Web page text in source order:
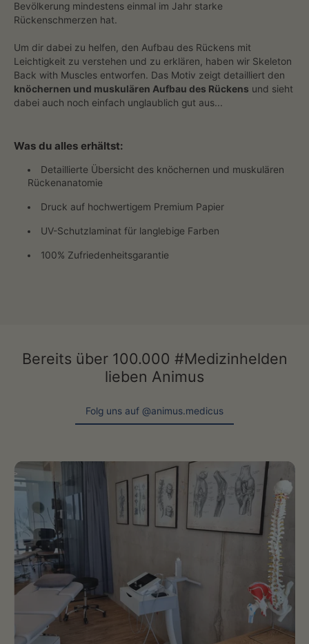
Bevölkerung mindestens einmal im Jahr starke
Rückenschmerzen hat.
Um dir dabei zu helfen, den Aufbau des Rückens mit
Leichtigkeit zu verstehen und zu erklären, haben wir Skeleton
Back with Muscles entworfen. Das Motiv zeigt detailliert den
knöchernen und muskulären Aufbau des Rückens und sieht
dabei auch noch einfach unglaublich gut aus...
Was du alles erhältst:
Detaillierte Übersicht des knöchernen und muskulären
Rückenanatomie
Druck auf hochwertigem Premium Papier
UV-Schutzlaminat für langlebige Farben
100% Zufriedenheitsgarantie
Bereits über 100.000 #Medizinhelden
lieben Animus
Folg uns auf @animus.medicus
Folg uns auf @animus.medicus